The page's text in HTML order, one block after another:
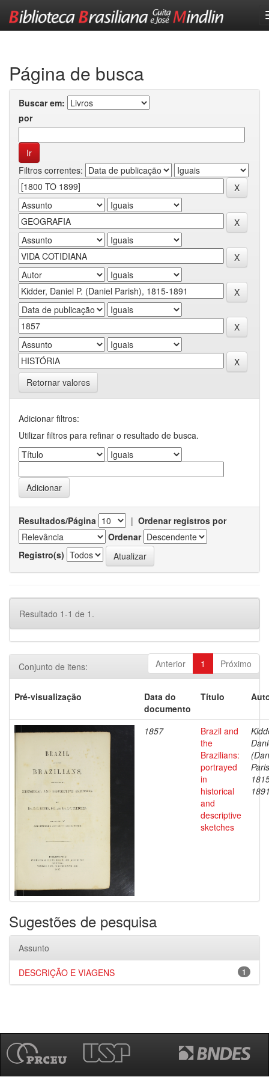
Página de busca
Buscar em:
por
Filtros correntes:
Retornar valores
Adicionar filtros:
Utilizar filtros para refinar o resultado de busca.
Resultados/Página | Ordenar registros por
Ordenar
Registro(s)
Resultado 1-1 de 1.
Anterior 1 Próximo
Conjunto de itens:
Pré-visualização
Data do
documento
Título
1857
Brazil and
the
Brazilians:
portrayed
in
historical
and
descriptive
sketches
Sugestões de pesquisa
Assunto
1
DESCRIÇÃO E VIAGENS